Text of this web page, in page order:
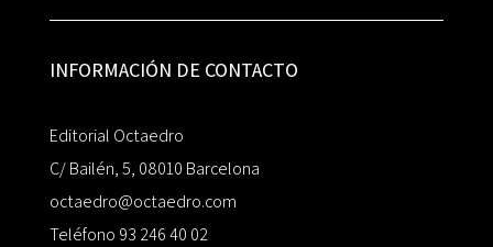
INFORMACIÓN DE CONTACTO
Editorial Octaedro
C/ Bailén, 5, 08010 Barcelona
octaedro@octaedro.com
Teléfono 93 246 40 02